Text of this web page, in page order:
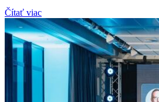
Čítať viac